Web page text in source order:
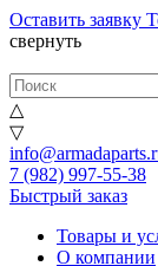
Оставить заявку
свернуть
△
▽
7 (982) 997-55-38
Быстрый заказ
Товары и
О компании